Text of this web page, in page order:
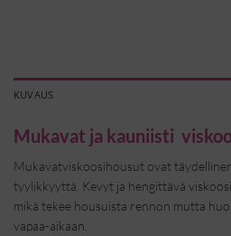
KUVAUS
Mukavat ja kauniisti
Mukavatviskoosihousut ovat
tyylikkyyttä. Kevyt ja hengittävä
mikä tekee housuista rennon mutta
vapaa-aikaan.